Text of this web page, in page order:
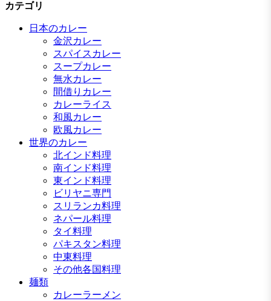
カテゴリ
日本のカレー
金沢カレー
スパイスカレー
スープカレー
無水カレー
間借りカレー
カレーライス
和風カレー
欧風カレー
世界のカレー
北インド料理
南インド料理
東インド料理
ビリヤニ専門
スリランカ料理
ネパール料理
タイ料理
パキスタン料理
中東料理
その他各国料理
麺類
カレーラーメン